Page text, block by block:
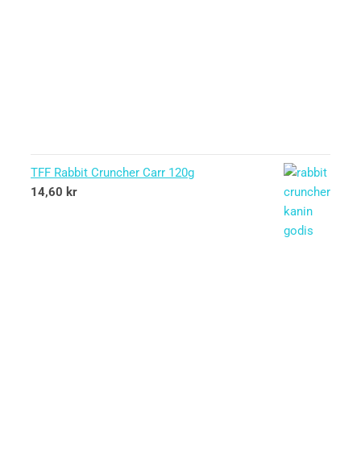
TFF Rabbit Cruncher Carr 120g
14,60 kr